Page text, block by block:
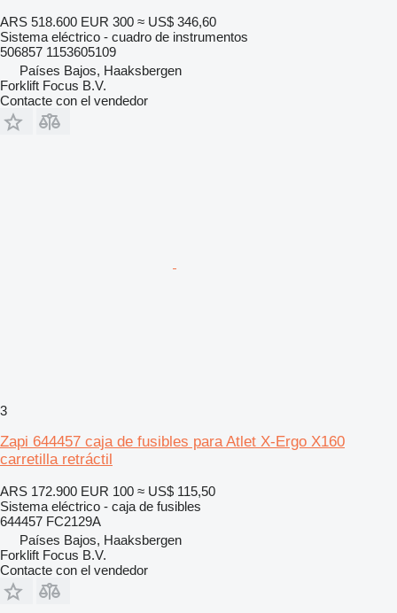
ARS 518.600 EUR 300 ≈ US$ 346,60
Sistema eléctrico - cuadro de instrumentos
506857 1153605109
Países Bajos, Haaksbergen
Forklift Focus B.V.
Contacte con el vendedor
3
Zapi 644457 caja de fusibles para Atlet X-Ergo X160
carretilla retráctil
ARS 172.900 EUR 100 ≈ US$ 115,50
Sistema eléctrico - caja de fusibles
644457 FC2129A
Países Bajos, Haaksbergen
Forklift Focus B.V.
Contacte con el vendedor